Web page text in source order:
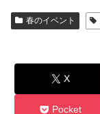
春のイベント
X
Pocket